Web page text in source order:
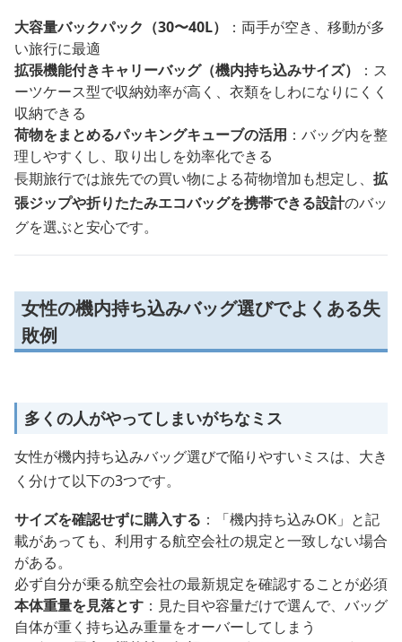
大容量バックパック（30〜40L）
：両手が空き、移動が多
い旅行に最適
拡張機能付きキャリーバッグ（機内持ち込みサイズ）
：ス
ーツケース型で収納効率が高く、衣類をしわになりにくく
収納できる
荷物をまとめるパッキングキューブの活用 ：バッグ内を整
理しやすくし、取り出しを効率化できる
長期旅行では旅先での買い物による荷物増加も想定し、 拡
張ジップや折りたたみエコバッグを携帯できる設計のバッ
グを選ぶと安心です。
女性の機内持ち込みバッグ選びでよくある失
敗例
多くの人がやってしまいがちなミス
女性が機内持ち込みバッグ選びで陥りやすいミスは、大き
く分けて以下の3つです。
サイズを確認せずに購入する ：「機内持ち込みOK」と記
載があっても、利用する航空会社の規定と一致しない場合
がある。
必ず自分が乗る航空会社の最新規定を確認することが必須
本体重量を見落とす ：見た目や容量だけで選んで、バッグ
自体が重く持ち込み重量をオーバーしてしまう